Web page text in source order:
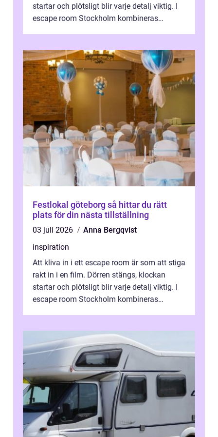
startar och plötsligt blir varje detalj viktig. I
escape room Stockholm kombineras
Festlokal göteborg så hittar du rätt
plats för din nästa tillställning
03 juli 2026
Anna Bergqvist
inspiration
Att kliva in i ett escape room är som att stiga
rakt in i en film. Dörren stängs, klockan
startar och plötsligt blir varje detalj viktig. I
escape room Stockholm kombineras